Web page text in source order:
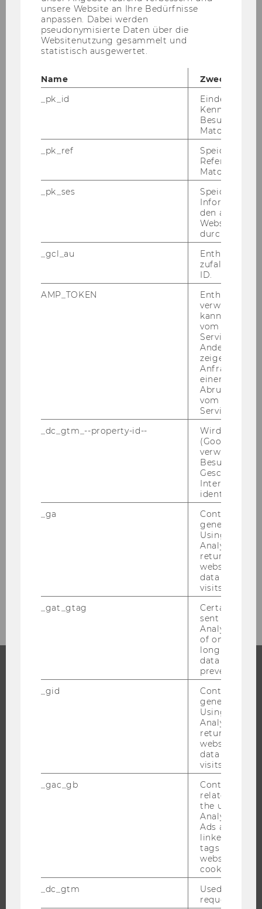
Exercise No. 26: Stock Management
Exercise No. 27: Purchasing Process
Exercise No. 28: Purchasing - Incoterms -
Terms of Payment (TOP)
Exercise No. 29: Material - Routings - Cost
Exercise No. 30: PPC System
Exercise No. 31: Requirements Planning
Exercise No. 32: Cost Centre / Work Centre
Exercise No. 33: Account and Organizational
Structure
Exercise No. 34: Flight Personnel Training
Requirements
Exercise No. 37: Online Auction Website
Exercise No. 41: Hospital Administration
Exercise No. 44: Cargo Ship
EXECUTIVE EDUCATION
INTERNATIONALE UND INCOMING EXCHANGE STUDIERENDE
ANGEBOTE FÜR SCHULEN UND STUDIENINTERESSIERTE
unsere Website an Ihre Bedürfnisse
anpassen. Dabei werden
pseudonymisierte Daten über die
Websitenutzung gesammelt und
statistisch ausgewertet.
Name
Zweck
_pk_id
Eindeutige
Besuchers
Matomo.
_pk_ref
Speicherung
Referrers
Matomo.
_pk_ses
Speicherung
den aktuellen
durch
_gcl_au
Enthält eine
ID.
AMP_TOKEN
Enthält ein
verwendet
kann, um
vom AMP-
Service
Andere
zeigen Opt-
Anfrage im
einen Fehler
Abrufen
vom AMP
Service an.
_dc_gtm_--property-id--
Wird von
(Google Tag
verwendet,
Besucher
Geschlecht
Interessen zu
identifizieren.
_ga
Contains a
generated
Using this
Analytics can
returning
website and
data from
visits.
_gat_gtag
Certain data
sent to
Analytics a
of once per
long as it is
data
prevented.
_gid
Contains a
generated
Using this
Analytics can
returning
website and
data from
visits.
_gac_gb
Contains
related
the user. If
Analytics and
Ads accounts
linked, the
tags on the
website read
cookie.
_dc_gtm
Used to
request rate.